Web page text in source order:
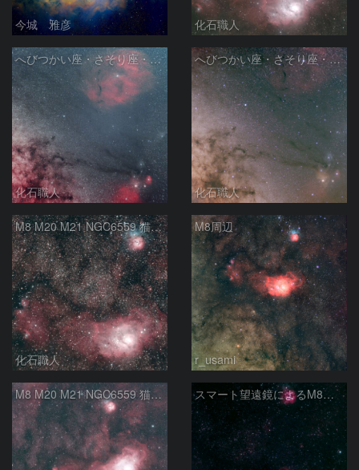
今城 雅彦 化石職人
へびつかい座・さそり座・いて座と天の川
化石職人
へびつかい座・さそり座・いて座と天の川
化石職人
M8 M20 M21 NGC6559 猫の手星雲 いて座
化石職人
M8周辺
r_usami
M8 M20 M21 NGC6559 猫の手星雲 いて座 スマート望遠鏡によるM8とM20